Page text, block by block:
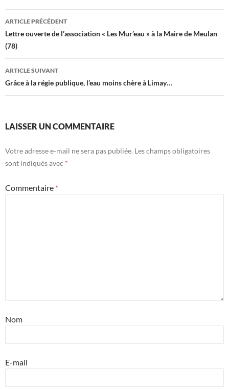
Navigation
des
articles
ARTICLE PRÉCÉDENT
Lettre ouverte de l’association « Les Mur’eau » à la Maire de Meulan
(78)
ARTICLE SUIVANT
Grâce à la régie publique, l’eau moins chère à Limay…
LAISSER UN COMMENTAIRE
Votre adresse e-mail ne sera pas publiée. Les champs obligatoires
sont indiqués avec *
Commentaire *
Nom
E-mail